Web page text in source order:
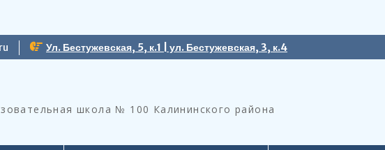
Ул. Бестужевская, 5, к.1 | ул. Бестужевская, 3, к.4
школа № 100 Калининского района